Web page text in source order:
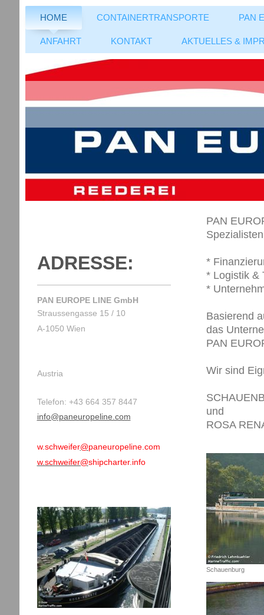
HOME CONTAINERTRANSPORTE PAN
ANFAHRT KONTAKT AKTUELLES &
PAN
*
* Logistik &
*
Basierend
das
PAN
Wir sind
und
ROSA
Schauenburg
ADRESSE:
PAN EUROPE LINE GmbH
Straussengasse 15 / 10
A-1050 Wien
Austria
Telefon: +43 664 357 8447
info@paneuropeline.com
w.schweifer@paneuropeline.com
w.schweifer@shipcharter.info